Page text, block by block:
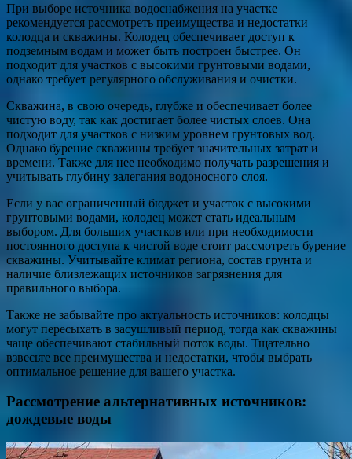
При выборе источника водоснабжения на участке
рекомендуется рассмотреть преимущества и недостатки
колодца и скважины. Колодец обеспечивает доступ к
подземным водам и может быть построен быстрее. Он
подходит для участков с высокими грунтовыми водами,
однако требует регулярного обслуживания и очистки.
Скважина, в свою очередь, глубже и обеспечивает более
чистую воду, так как достигает более чистых слоев. Она
подходит для участков с низким уровнем грунтовых вод.
Однако бурение скважины требует значительных затрат и
времени. Также для нее необходимо получать разрешения и
учитывать глубину залегания водоносного слоя.
Если у вас ограниченный бюджет и участок с высокими
грунтовыми водами, колодец может стать идеальным
выбором. Для больших участков или при необходимости
постоянного доступа к чистой воде стоит рассмотреть бурение
скважины. Учитывайте климат региона, состав грунта и
наличие близлежащих источников загрязнения для
правильного выбора.
Также не забывайте про актуальность источников: колодцы
могут пересыхать в засушливый период, тогда как скважины
чаще обеспечивают стабильный поток воды. Тщательно
взвесьте все преимущества и недостатки, чтобы выбрать
оптимальное решение для вашего участка.
Рассмотрение альтернативных источников:
дождевые воды